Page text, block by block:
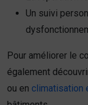
Un suivi
Pour améliorer le
également
ou en climatisation